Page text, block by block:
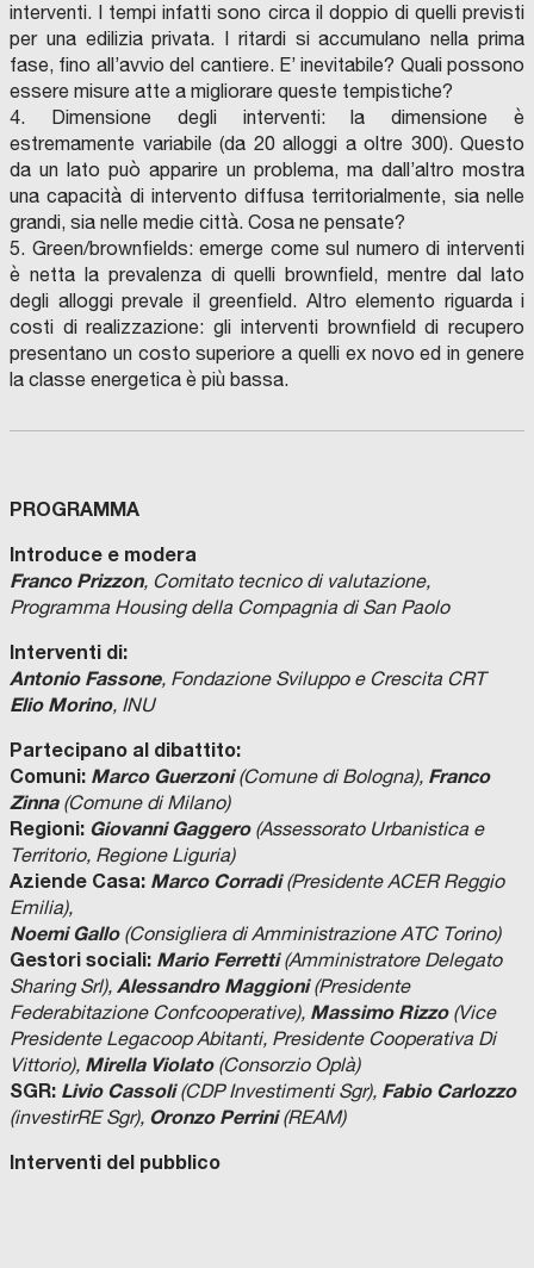
interventi. I tempi infatti sono circa il doppio di quelli previsti
per una edilizia privata. I ritardi si accumulano nella prima
fase, fino all’avvio del cantiere. E’ inevitabile? Quali possono
essere misure atte a migliorare queste tempistiche?
4. Dimensione degli interventi: la dimensione è
estremamente variabile (da 20 alloggi a oltre 300). Questo
da un lato può apparire un problema, ma dall’altro mostra
una capacità di intervento diffusa territorialmente, sia nelle
grandi, sia nelle medie città. Cosa ne pensate?
5. Green/brownfields: emerge come sul numero di interventi
è netta la prevalenza di quelli brownfield, mentre dal lato
degli alloggi prevale il greenfield. Altro elemento riguarda i
costi di realizzazione: gli interventi brownfield di recupero
presentano un costo superiore a quelli ex novo ed in genere
la classe energetica è più bassa.
PROGRAMMA
Introduce e modera
Franco Prizzon, Comitato tecnico di valutazione,
Programma Housing della Compagnia di San Paolo
Interventi di:
Antonio Fassone, Fondazione Sviluppo e Crescita CRT
Elio Morino, INU
Partecipano al dibattito:
Comuni: Marco Guerzoni(Comune di Bologna), Franco
Zinna(Comune di Milano)
Regioni: Giovanni Gaggero(Assessorato Urbanistica e
Territorio, Regione Liguria)
Aziende Casa: Marco Corradi(Presidente ACER Reggio
Emilia),
Noemi Gallo(Consigliera di Amministrazione ATC Torino)
Gestori sociali: Mario Ferretti(Amministratore Delegato
Sharing Srl), Alessandro Maggioni(Presidente
Federabitazione Confcooperative), Massimo Rizzo(Vice
Presidente Legacoop Abitanti, Presidente Cooperativa Di
Vittorio), Mirella Violato(Consorzio Oplà)
SGR: Livio Cassoli(CDP Investimenti Sgr), Fabio Carlozzo
(investirRE Sgr), Oronzo Perrini(REAM)
Interventi del pubblico